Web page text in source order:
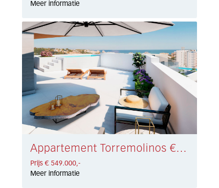
Meer informatie
Appartement Torremolinos € 549.000,-
Prijs € 549.000,-
Meer informatie